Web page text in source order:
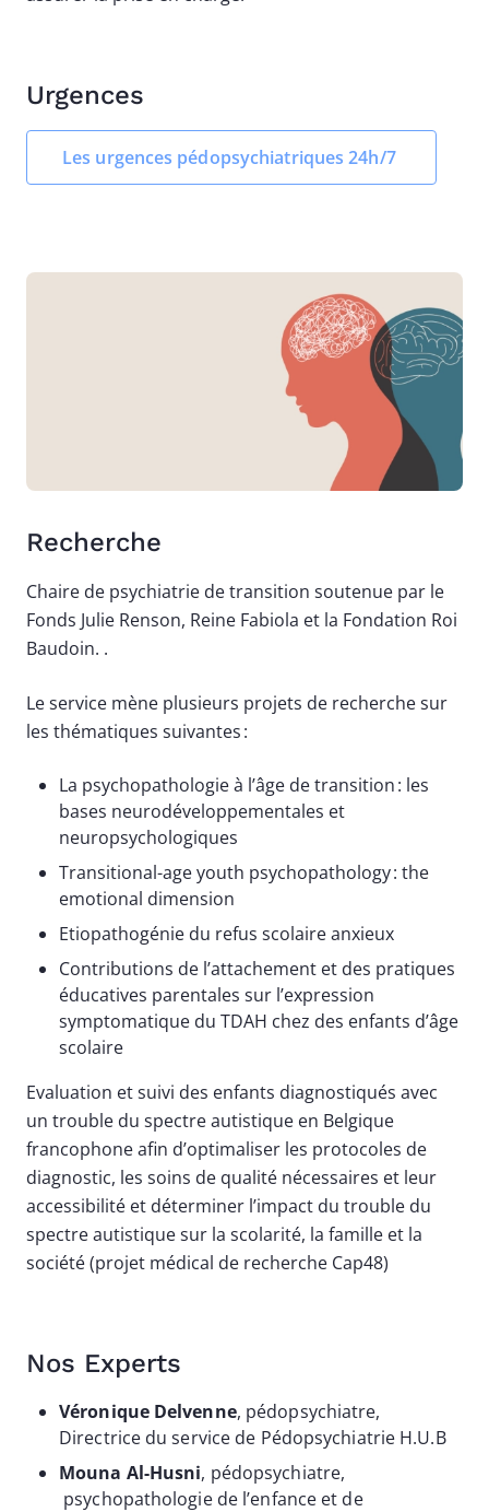
Urgences
Les urgences pédopsychiatriques 24h/7
Image
Recherche
Chaire de psychiatrie de transition soutenue par le
Fonds Julie Renson, Reine Fabiola et la Fondation Roi
Baudoin. .
Le service mène plusieurs projets de recherche sur
les thématiques suivantes :
La psychopathologie à l’âge de transition : les
bases neurodéveloppementales et
neuropsychologiques
Transitional-age youth psychopathology : the
emotional dimension
Etiopathogénie du refus scolaire anxieux
Contributions de l’attachement et des pratiques
éducatives parentales sur l’expression
symptomatique du TDAH chez des enfants d’âge
scolaire
Evaluation et suivi des enfants diagnostiqués avec
un trouble du spectre autistique en Belgique
francophone afin d’optimaliser les protocoles de
diagnostic, les soins de qualité nécessaires et leur
accessibilité et déterminer l’impact du trouble du
spectre autistique sur la scolarité, la famille et la
société (projet médical de recherche Cap48)
Nos Experts
Véronique Delvenne, pédopsychiatre,
Directrice du service de Pédopsychiatrie H.U.B
Mouna Al-Husni, pédopsychiatre,
psychopathologie de l’enfance et de